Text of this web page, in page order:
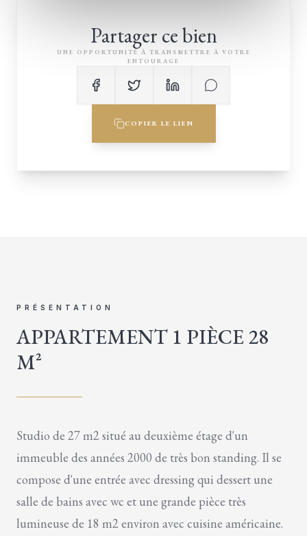
Partager ce bien
UNE OPPORTUNITÉ À TRANSMETTRE À VOTRE
ENTOURAGE
COPIER LE LIEN
PRÉSENTATION
APPARTEMENT 1 PIÈCE 28
M²
Studio de 27 m2 situé au deuxième étage d'un
immeuble des années 2000 de très bon standing. Il se
compose d'une entrée avec dressing qui dessert une
salle de bains avec wc et une grande pièce très
lumineuse de 18 m2 environ avec cuisine américaine.